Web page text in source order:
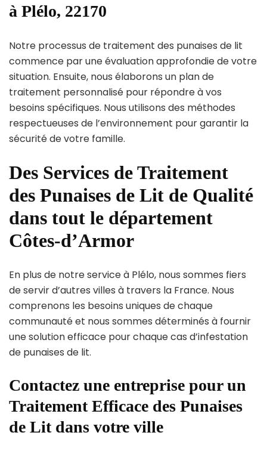
à Plélo, 22170
Notre processus de traitement des punaises de lit
commence par une évaluation approfondie de votre
situation. Ensuite, nous élaborons un plan de
traitement personnalisé pour répondre à vos
besoins spécifiques. Nous utilisons des méthodes
respectueuses de l’environnement pour garantir la
sécurité de votre famille.
Des Services de Traitement
des Punaises de Lit de Qualité
dans tout le département
Côtes-d’Armor
En plus de notre service à Plélo, nous sommes fiers
de servir d’autres villes à travers la France. Nous
comprenons les besoins uniques de chaque
communauté et nous sommes déterminés à fournir
une solution efficace pour chaque cas d’infestation
de punaises de lit.
Contactez une entreprise pour un
Traitement Efficace des Punaises
de Lit dans votre ville